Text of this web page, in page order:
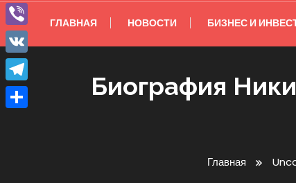
ГЛАВНАЯ НОВОСТИ БИЗНЕС И
Биография
Главная
WhatsApp
Viber
VK
Telegram